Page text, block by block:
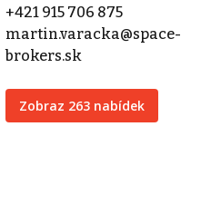
+421 915 706 875
martin.varacka@space-
brokers.sk
Zobraz 263 nabídek